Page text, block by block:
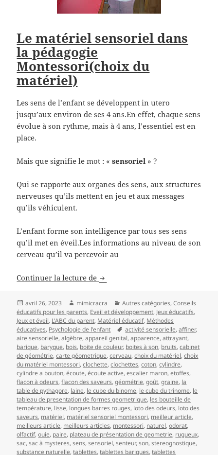
Le matériel sensoriel dans
la pédagogie
Montessori(choix du
matériel)
Les sens de l’enfant se développent in utero
jusqu’aux environ de ses 4 ans.En effet, chaque sens
évolue à son rythme, mais à 4 ans, l’essentiel est en
place.
Mais que signifie le mot : «sensoriel » ?
Qui se rapporte aux organes des sens, aux structures
nerveuses qu’ils mettent en jeu et aux messages
qu’ils véhiculent.
L’enfant forme son intelligence par tous ses sens
qu’il met en éveil.Les informations au niveau de son
cerveau qu’il va percevoir au
Continuer la lecture de Le matériel sensoriel dans la
Publié
le
avril 26, 2023 Auteur
mimicracra Catégories
Autres catégories,Conseils
éducatifs pour les parents, Eveil et développement, Jeux éducatifs,
Jeux et éveil, L'ABC du parent, Matériel éducatif, Méthodes
éducatives, Psychologie de l'enfant
Mots-
clés
activité sensorielle,affiner,
aire sensorielle,algèbre,appareil genital,apparence,attrayant,
barique, baryque, bois, boite de couleur, boites à son, bruits,cabinet
de géométrie,carte géometrique,cerveau,choix du matériel,choix
du matériel montessori,clochette,clochettes,coton,cylindre,
cylindre a bouton,écoute,écoute active,escalier maron,etoffes,
flacon à odeurs,flacon des saveurs,géométrie,goût,graine, la
table de pythagore, laine, le cube du binome, le cube du trinome, le
tableau de presentation de formes geometrique, les bouteille de
température, lisse, longues barres rouges, loto des odeurs, loto des
saveurs, matériel, matériel sensoriel montessori, meilleur article,
meilleurs article, meilleurs articles, montessori, naturel,odorat,
olfactif,ouie, paire, plateau de présentation de geometrie, rugueux,
sac,sac à mysteres,sens,sensoriel,senteur,son,stereognostique,
substance naturelle,tablettes,tablettes bariques,tablettes